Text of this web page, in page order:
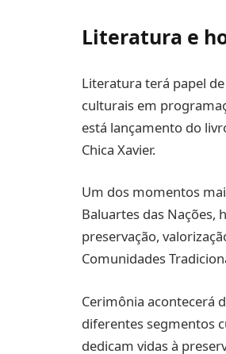
Literatura e
Literatura terá papel
culturais em
está lançamento do
Chica Xavier.
Um dos momentos
Baluartes das Nações,
preservação,
Comunidades
Cerimônia acontecerá
diferentes segmentos
dedicam vidas à